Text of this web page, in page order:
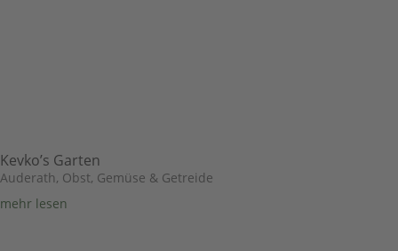
Kevko’s Garten
Auderath, Obst, Gemüse & Getreide
mehr lesen